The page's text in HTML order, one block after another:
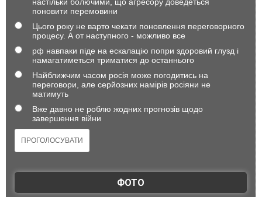
поновити перемовини
Цього року не варто чекати поновлення переговорного
процесу. А от наступного - можливо все
рф навпаки піде на ескалацію попри здоровий глузд і
намагатиметься триматися до останнього
Найближчим часом росія може погодитись на
переговори, але серйозних намірів росіяни не
матимуть
Вже давно не роблю жодних прогнозів щодо
завершення війни
ФОТО